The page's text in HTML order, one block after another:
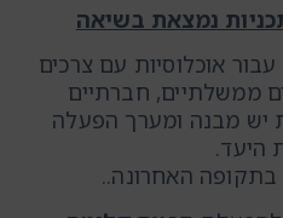
נמצאת בשיאה
אוכלוסיות עם צרכים
ממשלתיים, חברתיים
יש מבנה ומערך הפעלה
היעד.
האחרונה..